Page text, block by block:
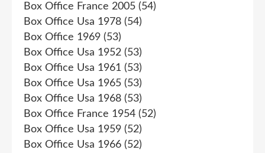
Box Office France 2005 (54)
Box Office Usa 1978 (54)
Box Office 1969 (53)
Box Office Usa 1952 (53)
Box Office Usa 1961 (53)
Box Office Usa 1965 (53)
Box Office Usa 1968 (53)
Box Office France 1954 (52)
Box Office Usa 1959 (52)
Box Office Usa 1966 (52)